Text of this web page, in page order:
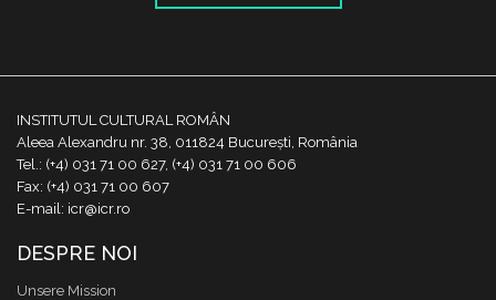
INSTITUTUL CULTURAL ROMÂN
Aleea Alexandru nr. 38, 011824 București, România
Tel.: (+4) 031 71 00 627, (+4) 031 71 00 606
Fax: (+4) 031 71 00 607
E-mail: icr@icr.ro
DESPRE NOI
Unsere Mission